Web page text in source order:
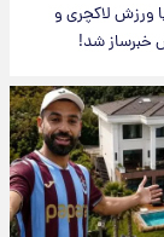
با ورزش لاکچری و
خبرساز شد!